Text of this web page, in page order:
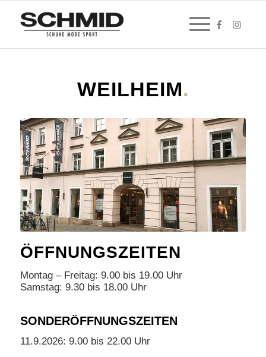
WEILHEIM.
ÖFFNUNGSZEITEN
Montag – Freitag: 9.00 bis 19.00 Uhr
Samstag: 9.30 bis 18.00 Uhr
SONDERÖFFNUNGSZEITEN
11.9.2026: 9.00 bis 22.00 Uhr